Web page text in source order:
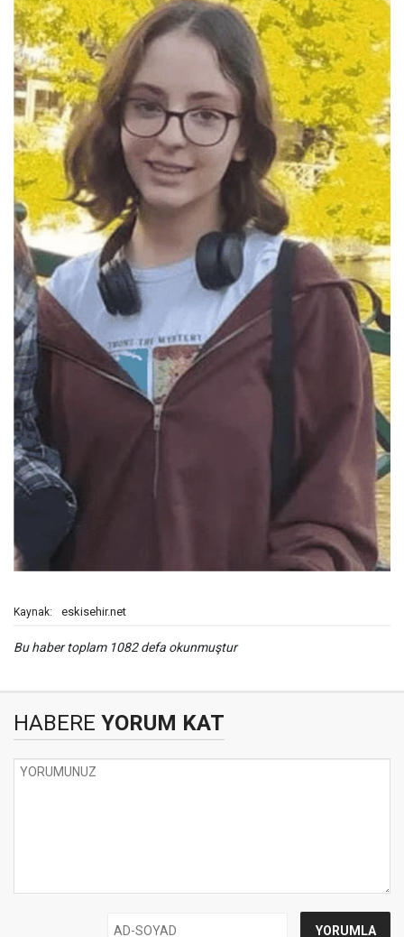
Kaynak: eskisehir.net
Bu haber toplam 1082 defa okunmuştur
HABERE YORUM KAT